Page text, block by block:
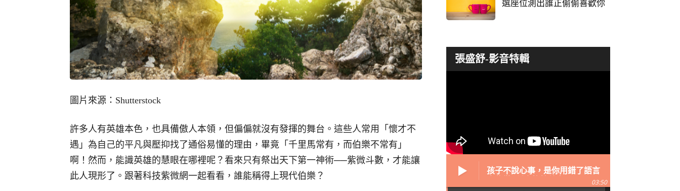
圖片來源：Shutterstock
許多人有英雄本色，也具備傲人本領，但偏偏就沒有發揮的舞台。這些人常用「懷才不
遇」為自己的平凡與壓抑找了通俗易懂的理由，畢竟「千里馬常有，而伯樂不常有」
啊！然而，能識英雄的慧眼在哪裡呢？看來只有祭出天下第一神術──紫微斗數，才能讓
此人現形了。跟著科技紫微網一起看看，誰能稱得上現代伯樂？
選座位測出誰正偷偷喜歡你
張盛舒-影音特輯
孩子不說心事，是你用錯了語言
03:50